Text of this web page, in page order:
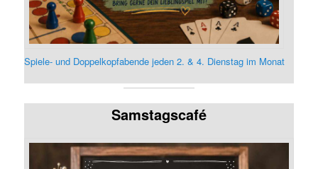
Spiele- und Doppelkopfabende jeden 2. & 4. Dienstag im Monat
Samstagscafé